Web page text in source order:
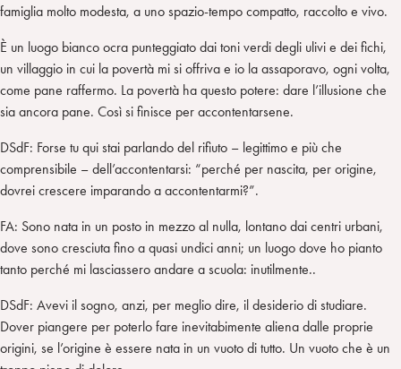
famiglia molto modesta, a uno spazio-tempo compatto, raccolto e vivo.
È un luogo bianco ocra punteggiato dai toni verdi degli ulivi e dei fichi,
un villaggio in cui la povertà mi si offriva e io la assaporavo, ogni volta,
come pane raffermo. La povertà ha questo potere: dare l’illusione che
sia ancora pane. Così si finisce per accontentarsene.
DSdF: Forse tu qui stai parlando del rifiuto – legittimo e più che
comprensibile – dell’accontentarsi: “perché per nascita, per origine,
dovrei crescere imparando a accontentarmi?”.
FA: Sono nata in un posto in mezzo al nulla, lontano dai centri urbani,
dove sono cresciuta fino a quasi undici anni; un luogo dove ho pianto
tanto perché mi lasciassero andare a scuola: inutilmente..
DSdF: Avevi il sogno, anzi, per meglio dire, il desiderio di studiare.
Dover piangere per poterlo fare inevitabimente aliena dalle proprie
origini, se l’origine è essere nata in un vuoto di tutto. Un vuoto che è un